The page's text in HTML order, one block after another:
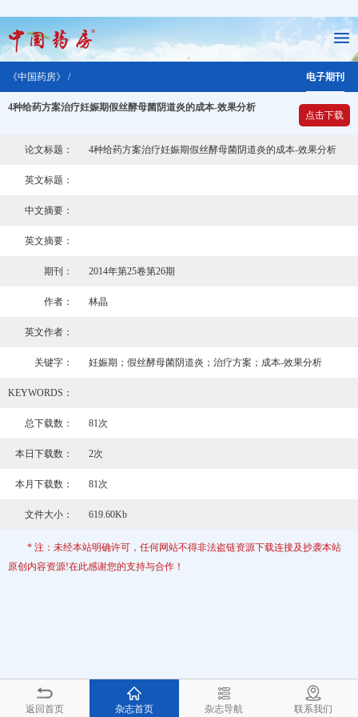
《中国药房》 / 电子期刊
4种给药方案治疗妊娠期假丝酵母菌阴道炎的成本-效果分析
点击下载
论文标题： 4种给药方案治疗妊娠期假丝酵母菌阴道炎的成本-效果分析
英文标题：
中文摘要：
英文摘要：
期刊： 2014年第25卷第26期
作者： 林晶
英文作者：
关键字： 妊娠期；假丝酵母菌阴道炎；治疗方案；成本-效果分析
KEYWORDS：
总下载数： 81次
本日下载数： 2次
本月下载数： 81次
文件大小： 619.60Kb
* 注：未经本站明确许可，任何网站不得非法盗链资源下载连接及抄袭本站
原创内容资源!在此感谢您的支持与合作！
返回首页 杂志首页 杂志导航 联系我们